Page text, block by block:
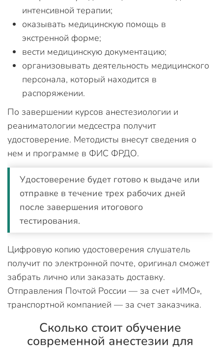
интенсивной терапии;
оказывать медицинскую помощь в
экстренной форме;
вести медицинскую документацию;
организовывать деятельность медицинского
персонала, который находится в
распоряжении.
По завершении курсов анестезиологии и
реаниматологии медсестра получит
удостоверение. Методисты внесут сведения о
нем и программе в ФИС ФРДО.
Удостоверение будет готово к выдаче или
отправке в течение трех рабочих дней
после завершения итогового
тестирования.
Цифровую копию удостоверения слушатель
получит по электронной почте, оригинал сможет
забрать лично или заказать доставку.
Отправления Почтой России — за счет «ИМО»,
транспортной компанией — за счет заказчика.
Сколько стоит обучение
современной анестезии для